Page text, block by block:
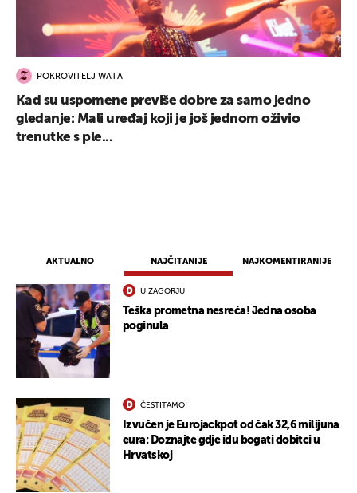
AKTUALNO NAJČITANIJE NAJKOMENTIRANIJE
U ZAGORJU
Teška prometna nesreća! Jedna osoba
poginula
ČESTITAMO!
Izvučen je Eurojackpot od čak 32,6 milijuna
eura: Doznajte gdje idu bogati dobitci u
Hrvatskoj
POKROVITELJ WATA
Kad su uspomene previše dobre za samo jedno
gledanje: Mali uređaj koji je još jednom oživio
trenutke s ple...